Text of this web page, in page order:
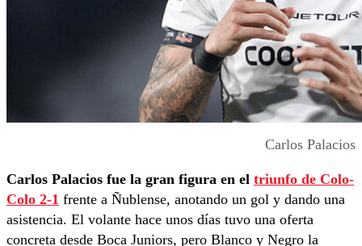
Carlos Palacios
Carlos Palacios fue la gran figura en el triunfo de Colo-
Colo 2-1 frente a Ñublense, anotando un gol y dando una
asistencia. El volante hace unos días tuvo una oferta
concreta desde Boca Juniors, pero Blanco y Negro la